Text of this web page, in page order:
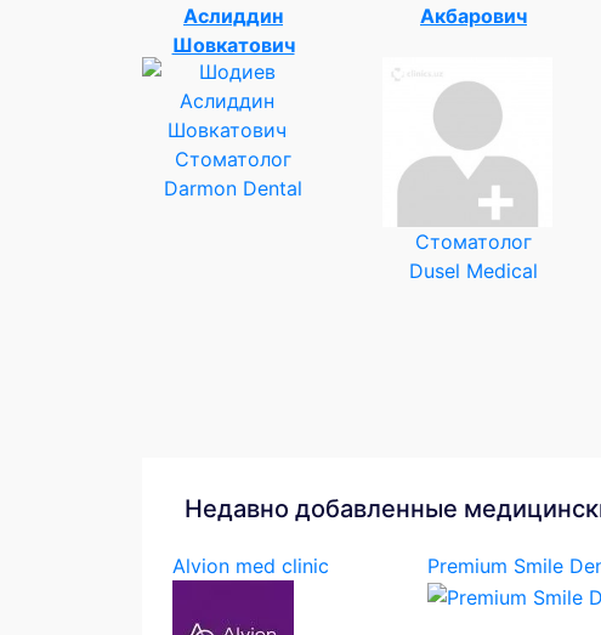
Аслиддин
Шовкатович
Стоматолог
Darmon Dental
Акбарович
Стоматолог
Dusel Medical
Недавно добавленные
Alvion med clinic Premium Smile